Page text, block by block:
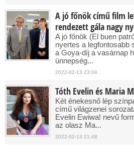
A jó főnök című film
rendezett gála nagy
A jó főnök (El buen
nyertes a legfontosabb
a Goya-díj a vasárnap
ünnepség...
2022-02-13 23:04
Tóth Evelin és Maria
Két énekesnő lép
című világzenei
Evelin Ewiwa! nevű
az olasz Ma...
2022-02-13 21:48